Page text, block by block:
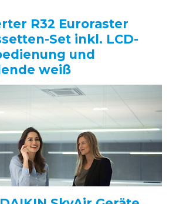
R32 Euroraster
Set inkl. LCD-
und
weiß